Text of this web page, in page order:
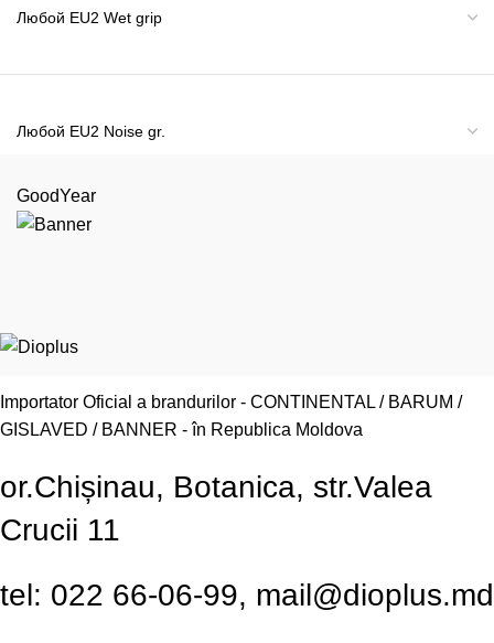
GoodYear
Importator Oficial a brandurilor - CONTINENTAL / BARUM /
GISLAVED / BANNER - în Republica Moldova
or.Chișinau, Botanica, str.Valea
Crucii 11
tel: 022 66-06-99, mail@dioplus.md